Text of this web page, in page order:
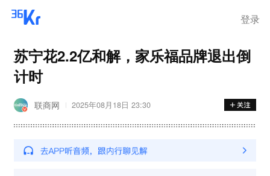
登录
苏宁花2.2亿和解，家乐福品牌退出倒
计时
联商网 2025年08月18日 23:30